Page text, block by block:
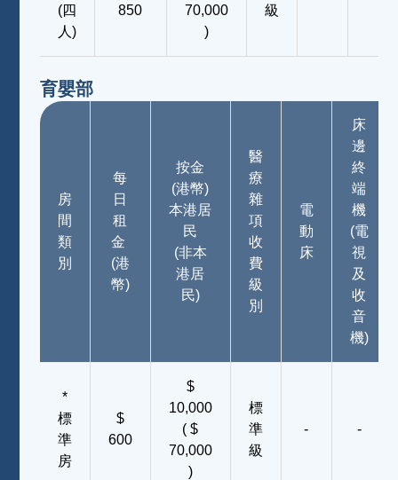
(四
人)
850
70,000
)
級
育嬰部
房
間
類
別
每
日
租
金
(港
幣)
按金
(港幣)
本港居
民
(非本
港居
民)
醫
療
雜
項
收
費
級
別
電
動
床
床
邊
終
端
機
(電
視
及
收
音
機)
*
標
準
房
$
600
$
10,000
( $
70,000
)
標
準
級
- -